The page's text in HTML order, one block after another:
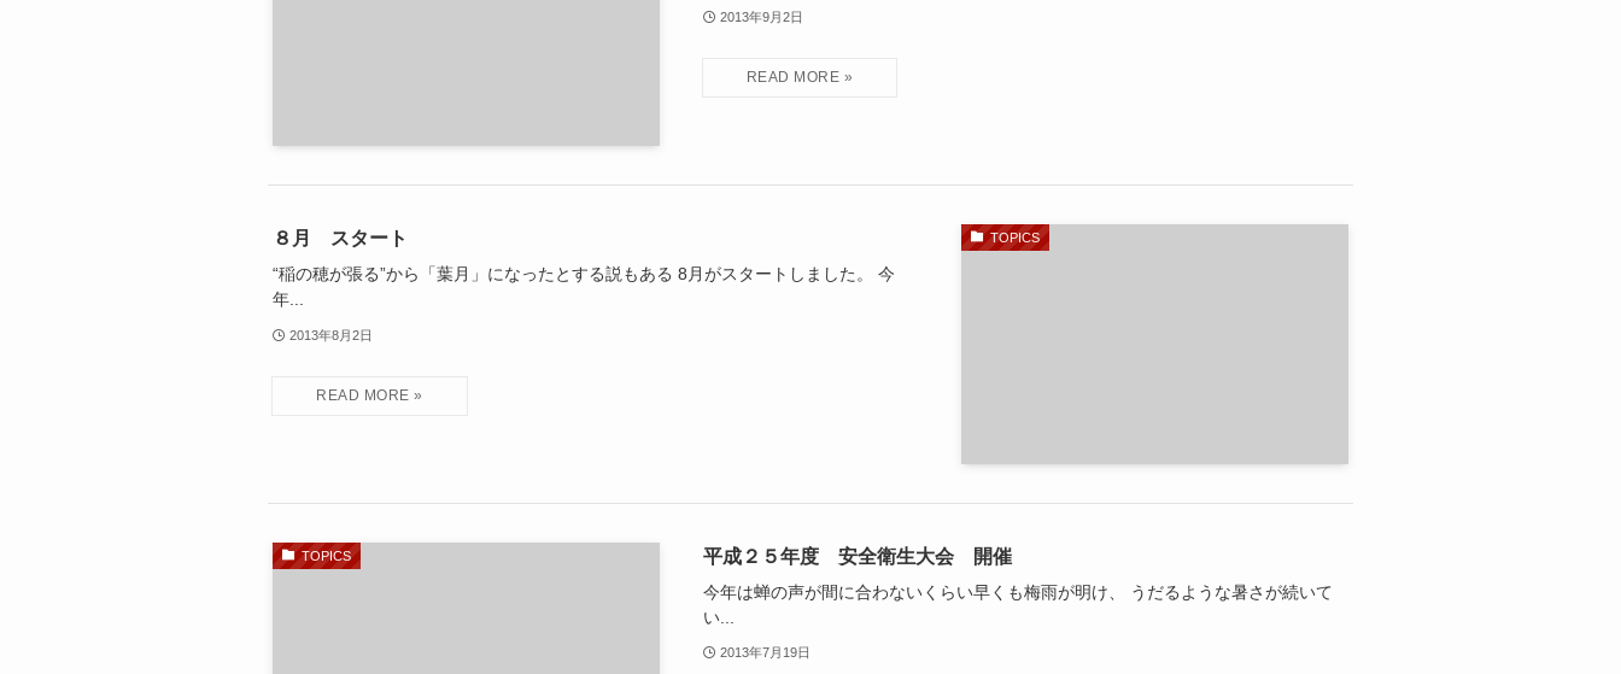
2013年9月2日
TOPICS
８月 スタート
“稲の穂が張る”から「葉月」になったとする説もある 8月がスタートしました。 今
年...
2013年8月2日
TOPICS 平成２５年度 安全衛生大会 開催
今年は蝉の声が間に合わないくらい早くも梅雨が明け、 うだるような暑さが続いて
い...
2013年7月19日